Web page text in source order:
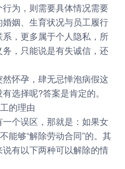
为，则需要具体情况需要
姻、生育状况与员工履行
，更多属于个人隐私，所
，只能说是有失诚信，还
怀孕，肆无忌惮泡病假这
选择呢?答案是肯定的。
的理由
个误区，那就是：如果女
能够“解除劳动合同”的。其
有以下两种可以解除的情